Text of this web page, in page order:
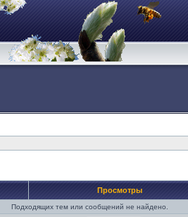
Просмотры
Подходящих тем или сообщений не найдено.